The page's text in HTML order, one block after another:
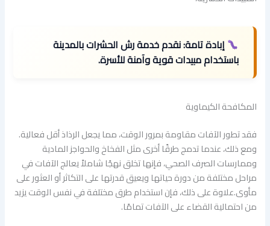
إبادة تامة:نقدم خدمة رش الحشرات بالمدينة
باستخدام مبيدات قوية وآمنة للأسرة.
المكافحة الكيماوية
فقد تطور الآفات مقاومة بمرور الوقت، مما يجعل الرذاذ أقل فعالية.
ومع ذلك، عندما تدمج طرقًا أخرى مثل الفخاخ والحواجز المادية
وممارسات الصرف الصحي، فإنها تخلق نهجًا شاملاً يعالج الآفات في
مراحل مختلفة من دورة حياتها ويعيق قدرتها على التكاثر أو العثور على
مأوى.علاوة على ذلك، فإن استخدام طرق مختلفة في نفس الوقت يزيد
من احتمالية القضاء على الآفات تمامًا.